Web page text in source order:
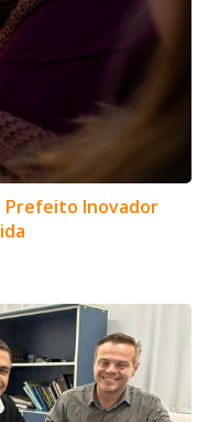
Prefeito Inovador